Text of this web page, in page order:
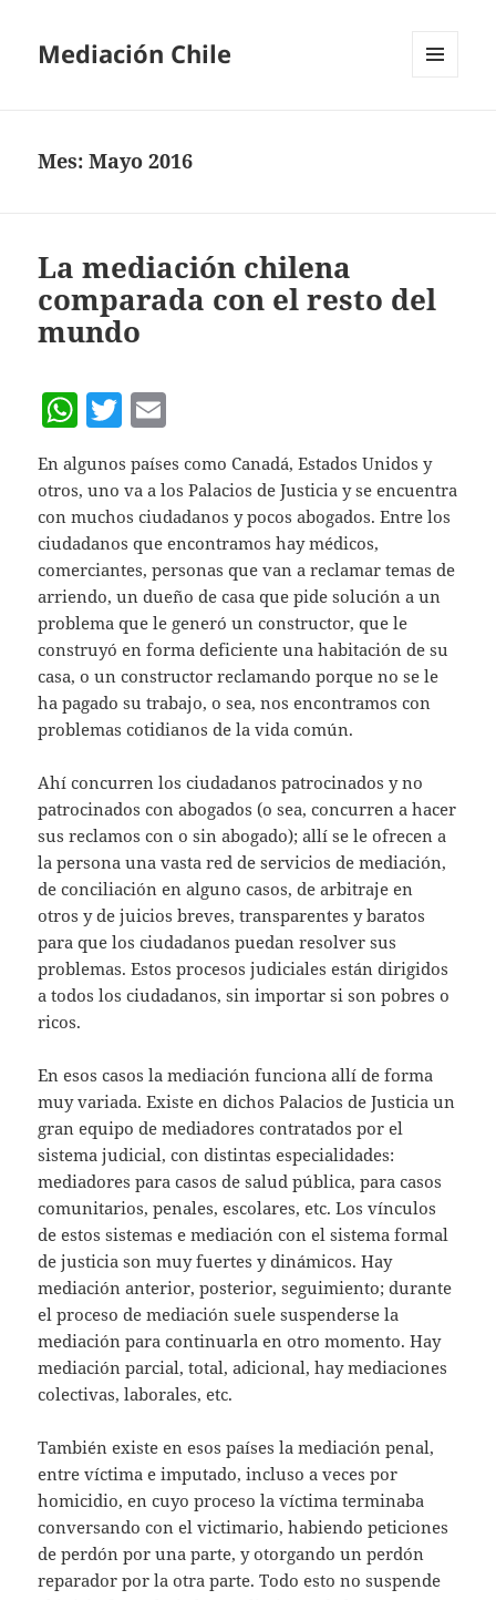
Mediación Chile
Mes:Mayo 2016
La mediación chilena
comparada con el resto del
mundo
W
at
s
A
p
p
T
w
itt
er
ai
l
En algunos países como Canadá, Estados Unidos y
otros, uno va a los Palacios de Justicia y se encuentra
con muchos ciudadanos y pocos abogados. Entre los
ciudadanos que encontramos hay médicos,
comerciantes, personas que van a reclamar temas de
arriendo, un dueño de casa que pide solución a un
problema que le generó un constructor, que le
construyó en forma deficiente una habitación de su
casa, o un constructor reclamando porque no se le
ha pagado su trabajo, o sea, nos encontramos con
problemas cotidianos de la vida común.
Ahí concurren los ciudadanos patrocinados y no
patrocinados con abogados (o sea, concurren a hacer
sus reclamos con o sin abogado); allí se le ofrecen a
la persona una vasta red de servicios de mediación,
de conciliación en alguno casos, de arbitraje en
otros y de juicios breves, transparentes y baratos
para que los ciudadanos puedan resolver sus
problemas. Estos procesos judiciales están dirigidos
a todos los ciudadanos, sin importar si son pobres o
ricos.
En esos casos la mediación funciona allí de forma
muy variada. Existe en dichos Palacios de Justicia un
gran equipo de mediadores contratados por el
sistema judicial, con distintas especialidades:
mediadores para casos de salud pública, para casos
comunitarios, penales, escolares, etc. Los vínculos
de estos sistemas e mediación con el sistema formal
de justicia son muy fuertes y dinámicos. Hay
mediación anterior, posterior, seguimiento; durante
el proceso de mediación suele suspenderse la
mediación para continuarla en otro momento. Hay
mediación parcial, total, adicional, hay mediaciones
colectivas, laborales, etc.
También existe en esos países la mediación penal,
entre víctima e imputado, incluso a veces por
homicidio, en cuyo proceso la víctima terminaba
conversando con el victimario, habiendo peticiones
de perdón por una parte, y otorgando un perdón
reparador por la otra parte. Todo esto no suspende